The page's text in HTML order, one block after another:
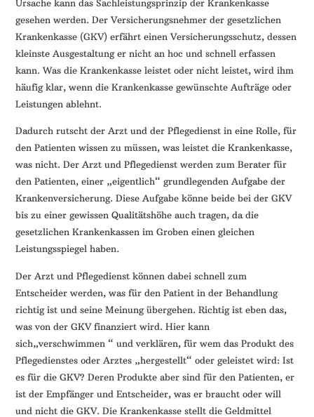
Ursache kann das Sachleistungsprinzip der Krankenkasse
gesehen werden. Der Versicherungsnehmer der gesetzlichen
Krankenkasse (GKV) erfährt einen Versicherungsschutz, dessen
kleinste Ausgestaltung er nicht an hoc und schnell erfassen
kann. Was die Krankenkasse leistet oder nicht leistet, wird ihm
häufig klar, wenn die Krankenkasse gewünschte Aufträge oder
Leistungen ablehnt.
Dadurch rutscht der Arzt und der Pflegedienst in eine Rolle, für
den Patienten wissen zu müssen, was leistet die Krankenkasse,
was nicht. Der Arzt und Pflegedienst werden zum Berater für
den Patienten, einer „eigentlich“ grundlegenden Aufgabe der
Krankenversicherung. Diese Aufgabe könne beide bei der GKV
bis zu einer gewissen Qualitätshöhe auch tragen, da die
gesetzlichen Krankenkassen im Groben einen gleichen
Leistungsspiegel haben.
Der Arzt und Pflegedienst können dabei schnell zum
Entscheider werden, was für den Patient in der Behandlung
richtig ist und seine Meinung übergehen. Richtig ist eben das,
was von der GKV finanziert wird. Hier kann
sich„verschwimmen “ und verklären, für wem das Produkt des
Pflegedienstes oder Arztes „hergestellt“ oder geleistet wird: Ist
es für die GKV? Deren Produkte aber sind für den Patienten, er
ist der Empfänger und Entscheider, was er braucht oder will
und nicht die GKV. Die Krankenkasse stellt die Geldmittel